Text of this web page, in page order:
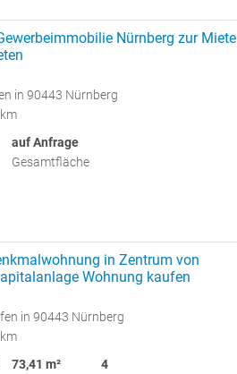
Nürnberg zur Miete
in 90443 Nürnberg
auf Anfrage
Gesamtfläche
in Zentrum von
Wohnung kaufen
in 90443 Nürnberg
73,41 m²
4